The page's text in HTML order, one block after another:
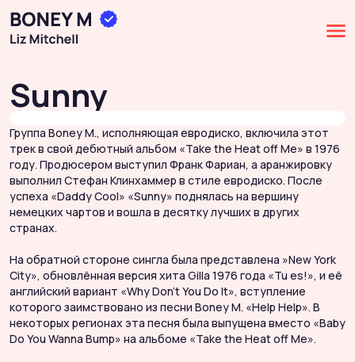
Sunny
Группа Boney M., исполняющая евродиско, включила этот
трек в свой дебютный альбом «Take the Heat off Me» в 1976
году. Продюсером выступил Франк Фариан, а аранжировку
выполнил Стефан Клинхаммер в стиле евродиско. После
успеха «Daddy Cool» «Sunny» поднялась на вершину
немецких чартов и вошла в десятку лучших в других
странах.
На обратной стороне сингла была представлена ​​»New York
City», обновлённая версия хита Gilla 1976 года «Tu es!», и её
английский вариант «Why Don’t You Do It», вступление
которого заимствовано из песни Boney M. «Help Help». В
некоторых регионах эта песня была выпущена вместо «Baby
Do You Wanna Bump» на альбоме «Take the Heat off Me».